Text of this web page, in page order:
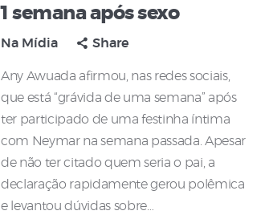
1 semana após sexo
Na Mídia Share
Any Awuada afirmou, nas redes sociais,
que está “grávida de uma semana” após
ter participado de uma festinha íntima
com Neymar na semana passada. Apesar
de não ter citado quem seria o pai, a
declaração rapidamente gerou polêmica
e levantou dúvidas sobre…